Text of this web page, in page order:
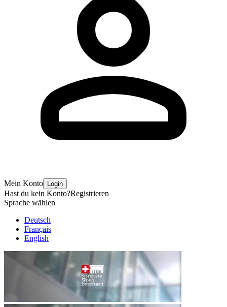
Mein Konto Login
Hast du kein Konto?Registrieren
Sprache wählen
Deutsch
Français
English